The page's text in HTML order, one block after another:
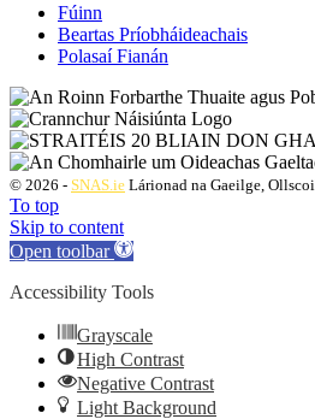
Fúinn
Beartas Príobháideachais
Polasaí Fianán
© 2026 - SNAS.ie Lárionad na Gaeilge,
To top
Skip to content
Open toolbar
Accessibility Tools
Grayscale
High Contrast
Negative Contrast
Light Background